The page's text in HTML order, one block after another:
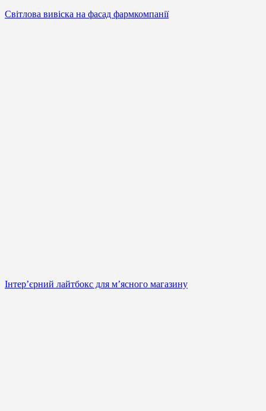
Світлова вивіска на фасад фармкомпанії
Інтер’єрний лайтбокс для м’ясного магазину